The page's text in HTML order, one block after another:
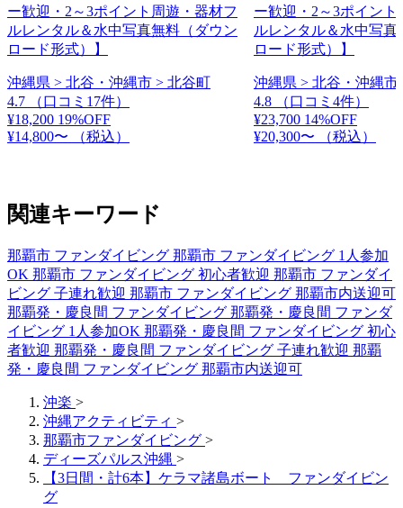
ー歓迎・2～3ポイント周遊・器材フ
ルレンタル＆水中写真無料（ダウン
ロード形式）】
沖縄県 > 北谷・沖縄市 > 北谷町
4.7
（口コミ17件）
¥18,200 19%OFF
¥14,800〜
（税込）
ー歓迎・2～3ポイント
ルレンタル＆水中写真
ロード形式）】
沖縄県 > 北谷・沖縄市
4.8
（口コミ4件）
¥23,700 14%OFF
¥20,300〜
（税込）
関連キーワード
那覇市 ファンダイビング 那覇市 ファンダイビング 1人参加
OK 那覇市 ファンダイビング 初心者歓迎 那覇市 ファンダイ
ビング 子連れ歓迎 那覇市 ファンダイビング 那覇市内送迎可
那覇発・慶良間 ファンダイビング 那覇発・慶良間 ファンダ
イビング 1人参加OK 那覇発・慶良間 ファンダイビング 初心
者歓迎 那覇発・慶良間 ファンダイビング 子連れ歓迎 那覇
発・慶良間 ファンダイビング 那覇市内送迎可
沖楽 >
沖縄アクティビティ >
那覇市ファンダイビング >
ディーズパルス沖縄 >
【3日間・計6本】ケラマ諸島ボート ファンダイビン
グ